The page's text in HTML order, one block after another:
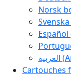
Norsk
Svenska
Español
العربية (
Cartouches